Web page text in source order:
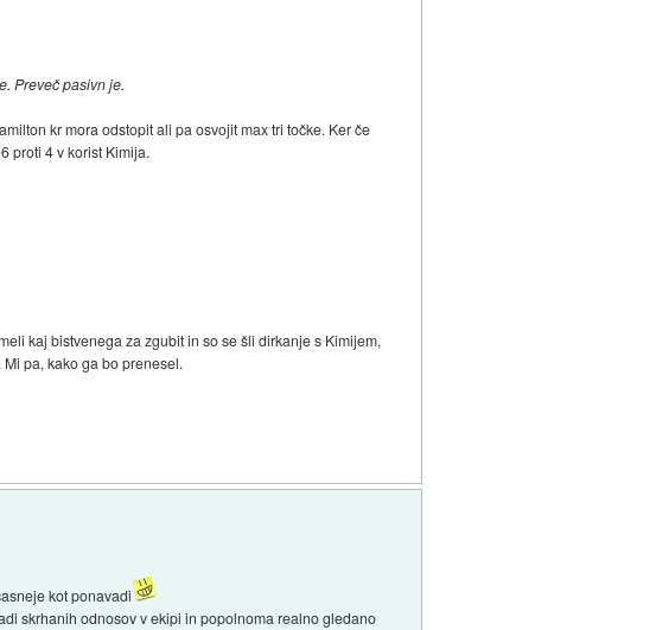
Preveč pasivn je.
kr mora odstopit ali pa osvojit max tri točke. Ker če
proti 4 v korist Kimija.
kaj bistvenega za zgubit in so se šli dirkanje s Kimijem,
pa, kako ga bo prenesel.
kot ponavadi
skrhanih odnosov v ekipi in popolnoma realno gledano